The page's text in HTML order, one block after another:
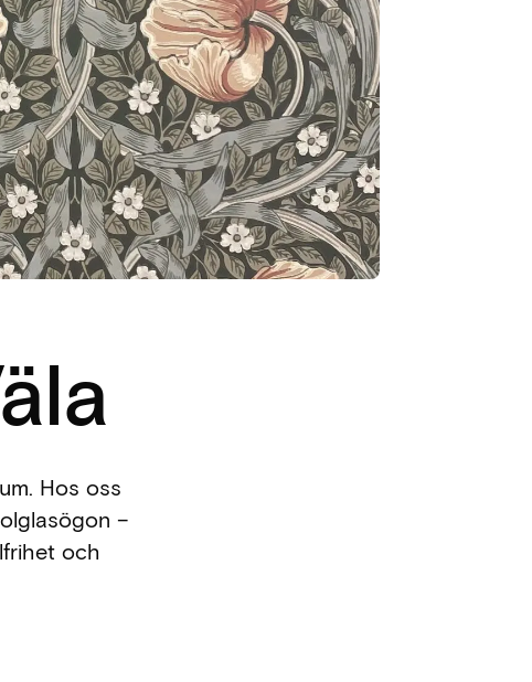
Hos oss
–
och